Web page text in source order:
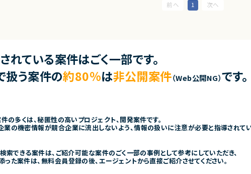
1
れている案件はごく一部です。
う案件の約80％は非公開案件（Web公開NG）です。
多くは、秘匿性の高いプロジェクト、開発案件です。
業の機密情報が競合企業に流出しないよう、情報の扱いに注意が必要と指導されて
できる案件は、ご紹介可能な案件のごく一部の事例として参考にしていただき、
た案件は、無料会員登録の後、エージェントから直接ご紹介させてください。